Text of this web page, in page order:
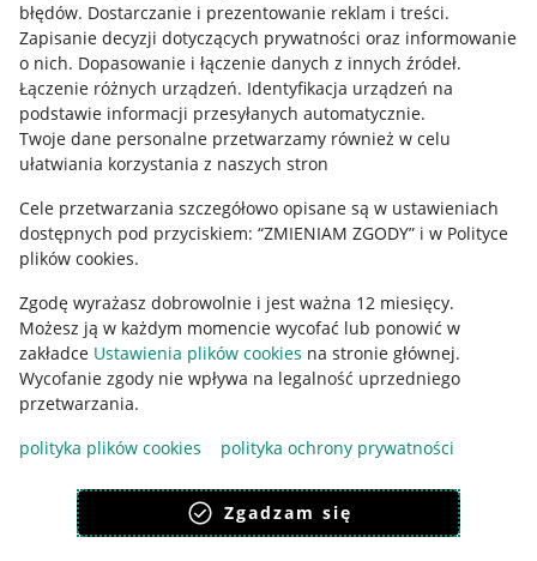
błędów. Dostarczanie i prezentowanie reklam i treści.
Zapisanie decyzji dotyczących prywatności oraz informowanie
o nich. Dopasowanie i łączenie danych z innych źródeł.
Łączenie różnych urządzeń. Identyfikacja urządzeń na
podstawie informacji przesyłanych automatycznie.
Twoje dane personalne przetwarzamy również w celu
ułatwiania korzystania z naszych stron
Cele przetwarzania szczegółowo opisane są w ustawieniach
dostępnych pod przyciskiem: “ZMIENIAM ZGODY” i w Polityce
plików cookies.
Zgodę wyrażasz dobrowolnie i jest ważna 12 miesięcy.
Możesz ją w każdym momencie wycofać lub ponowić w
zakładce Ustawienia plików cookies na stronie głównej.
Wycofanie zgody nie wpływa na legalność uprzedniego
przetwarzania.
polityka plików cookies
polityka ochrony prywatności
Zgadzam się
Informacje prawne
Regulamin
Polityka plików "cookies"
Ustawienia plików "cookies"
Udostępnianie lokalizacji
Informacje dla Aktu o Usługach Cyfrowych
Pobierz aplikację